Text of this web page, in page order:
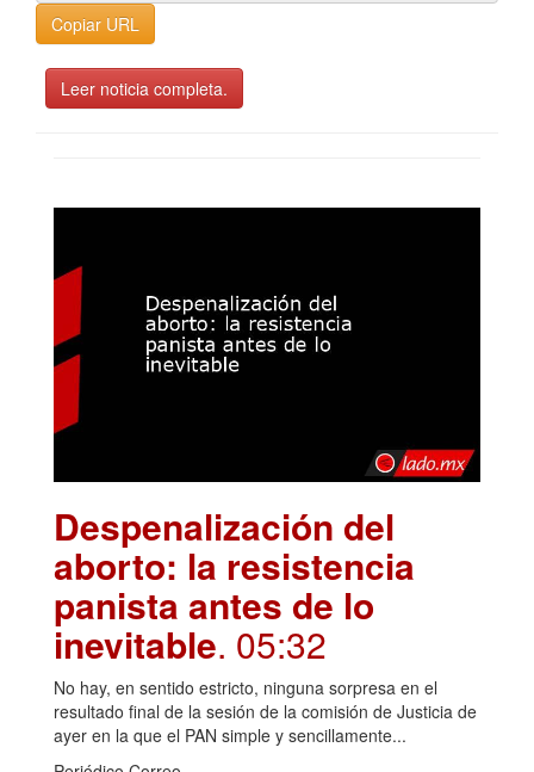
Copiar URL
Leer noticia completa.
Despenalización del
aborto: la resistencia
panista antes de lo
inevitable. 05:32
No hay, en sentido estricto, ninguna sorpresa en el
resultado final de la sesión de la comisión de Justicia de
ayer en la que el PAN simple y sencillamente...